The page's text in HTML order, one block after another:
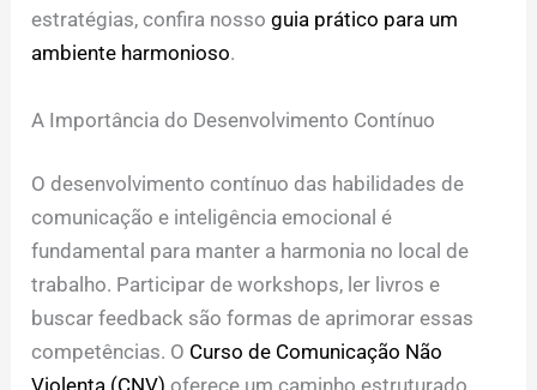
estratégias, confira nossoguia prático para um
ambiente harmonioso.
A Importância do Desenvolvimento Contínuo
O desenvolvimento contínuo das habilidades de
comunicação e inteligência emocional é
fundamental para manter a harmonia no local de
trabalho. Participar de workshops, ler livros e
buscar feedback são formas de aprimorar essas
competências. O Curso de Comunicação Não